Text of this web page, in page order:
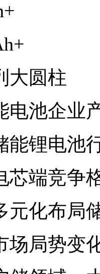
大圆柱
电池企业
能锂电池
芯端竞争
元化布
场局势变